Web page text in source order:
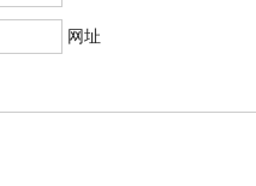
网址